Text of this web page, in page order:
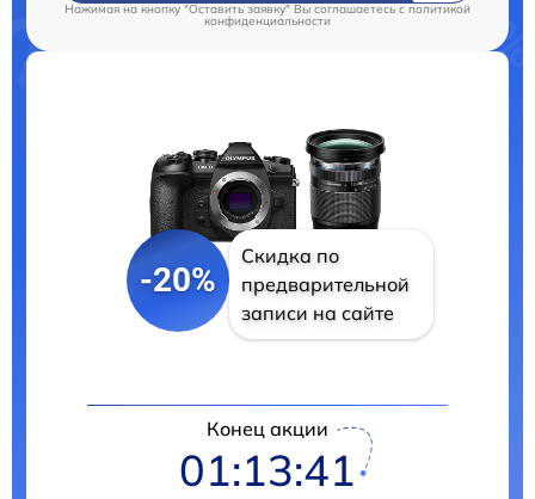
Нажимая на кнопку "Оставить заявку" Вы соглашаетесь c политикой
конфиденциальности
-20%
Скидка по
предварительной
записи на сайте
Конец акции
01:13:40